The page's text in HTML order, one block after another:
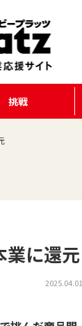
挑戦
に還元
2025.04.01